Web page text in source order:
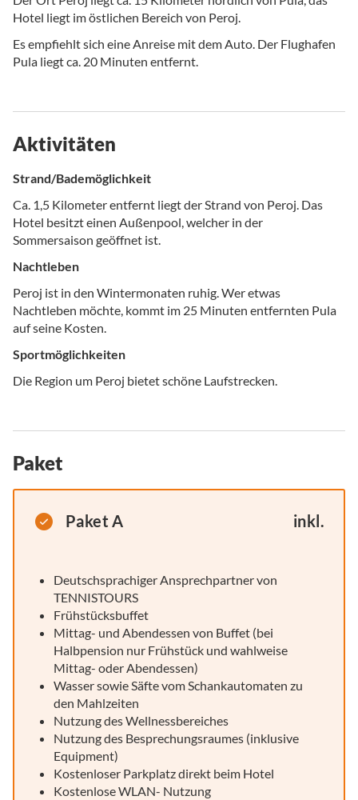
Hotel liegt im östlichen Bereich von Peroj.
Es empfiehlt sich eine Anreise mit dem Auto. Der Flughafen
Pula liegt ca. 20 Minuten entfernt.
Aktivitäten
Strand/Bademöglichkeit
Ca. 1,5 Kilometer entfernt liegt der Strand von Peroj. Das
Hotel besitzt einen Außenpool, welcher in der
Sommersaison geöffnet ist.
Nachtleben
Peroj ist in den Wintermonaten ruhig. Wer etwas
Nachtleben möchte, kommt im 25 Minuten entfernten Pula
auf seine Kosten.
Sportmöglichkeiten
Die Region um Peroj bietet schöne Laufstrecken.
Paket
Paket A inkl.
Deutschsprachiger Ansprechpartner von
TENNISTOURS
Frühstücksbuffet
Mittag- und Abendessen von Buffet (bei
Halbpension nur Frühstück und wahlweise
Mittag- oder Abendessen)
Wasser sowie Säfte vom Schankautomaten zu
den Mahlzeiten
Nutzung des Wellnessbereiches
Nutzung des Besprechungsraumes (inklusive
Equipment)
Kostenloser Parkplatz direkt beim Hotel
Kostenlose WLAN- Nutzung